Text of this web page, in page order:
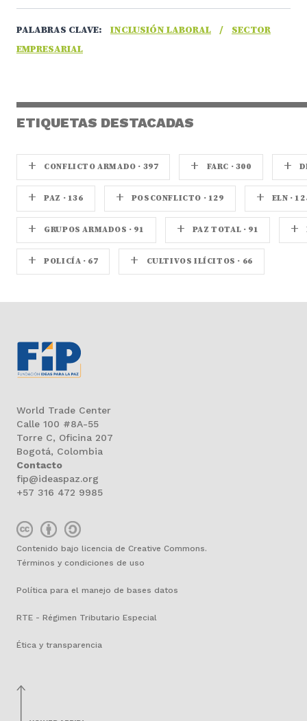
PALABRAS CLAVE: INCLUSIÓN LABORAL /
SECTOR
EMPRESARIAL
ETIQUETAS DESTACADAS
+ CONFLICTO ARMADO · 397 + FARC · 300 +
+ PAZ · 136 + POSCONFLICTO · 129 + ELN ·
+ GRUPOS ARMADOS · 91 + PAZ TOTAL · 91 +
+ POLICÍA · 67 + CULTIVOS ILÍCITOS · 66
World Trade Center
Calle 100 #8A-55
Torre C, Oficina 207
Bogotá, Colombia
Contacto
fip@ideaspaz.org
+57 316 472 9985
Contenido bajo licencia de Creative Commons.
Términos y condiciones de uso
Política para el manejo de bases datos
RTE - Régimen Tributario Especial
Ética y transparencia